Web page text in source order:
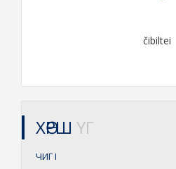
čibiltei
ХӨРШ ҮГ
ЧИГI